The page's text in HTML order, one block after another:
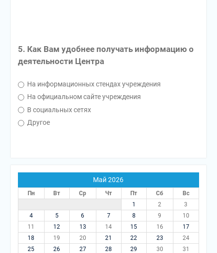
5. Как Вам удобнее получать информацию о
деятельности Центра
На информационных стендах учреждения
На официальном сайте учреждения
В социальных сетях
Другое
Май 2026
Пн Вт Ср Чт Пт Сб
Вс
1
2
3
4
5 6 7 8 9
10
11
12 13 14 15 16
17
18
19 20 21 22 23
24
25
26 27 28 29 30 31